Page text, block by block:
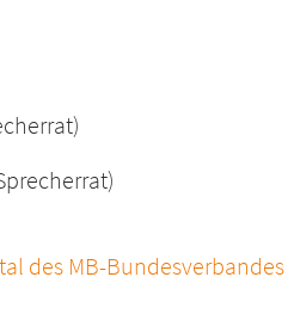
des MB-Bundesverbandes